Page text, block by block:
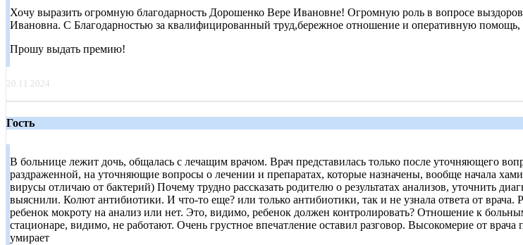
Хочу выразить огромную благодарность Дорошенко Вере Ивановне! Огромную роль в вопросе
Ивановна. С Благодарностью за квалифицированный труд,бережное отношение и оперативную
Прошу выдать премию!
20.11.2024
Гость
В больнице лежит дочь, общалась с лечащим врачом. Врач представилась только после уточняющего
раздраженной, на уточняющие вопросы о лечении и препаратах, которые назначены, вообще начала
вирусы отличаю от бактерий) Почему трудно рассказать родителю о результатах анализов, уточнить
выяснили. Колют антибиотики. И что-то еще? или только антибиотики, так и не узнала ответа от врача.
ребенок мокроту на анализ или нет. Это, видимо, ребенок должен контролировать? Отношение к
стационаре, видимо, не работают. Очень грустное впечатление оставил разговор. Высокомерие от
умирает